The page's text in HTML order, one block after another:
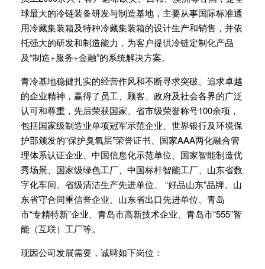
球最大的冷链装备研发与制造基地，主要从事国际标准通
用冷藏集装箱及特种冷藏集装箱的设计生产和销售，并依
托强大的研发和制造能力，为客户提供冷链定制化产品
及“制造+服务+金融”的系统解决方案。
青冷基地稳健扎实的经营作风和不断寻求突破、追求卓越
的企业精神，赢得了员工、顾客、政府及社会各界的广泛
认可和尊重，先后荣获国家、省市级荣誉称号100余项，
包括国家级制造业单项冠军示范企业、世界银行及环境保
护部颁发的“保护臭氧层”荣誉证书、国家AAA两化融合管
理体系认证企业、中国信息化示范单位、国家智能制造优
秀场景、国家级绿色工厂、中国标杆智能工厂、山东省数
字化车间、省级清洁生产先进单位、 “好品山东”品牌、山
东省守合同重信誉企业、山东省出口先进单位、青岛
市“专精特新”企业、青岛市高新技术企业、青岛市“555”智
能（互联）工厂等。
现因公司发展需要，诚聘如下岗位：